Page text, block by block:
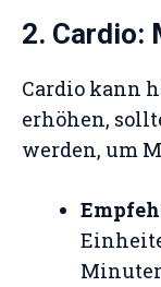
2. Cardio:
Cardio kann
erhöhen,
werden, um